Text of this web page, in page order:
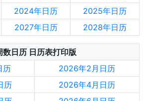
2024年日历
2025年日历
2027年日历 2028年日历
数日历 日历表打印版
历
2026年2月日历
历
2026年4月日历